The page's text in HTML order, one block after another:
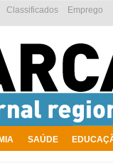
SAÚDE
Emprego
Classificados